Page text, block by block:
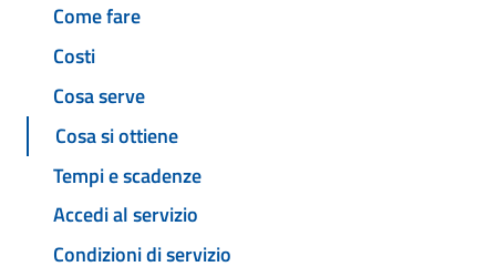
Come fare
Costi
Cosa serve
Cosa si ottiene
Tempi e scadenze
Accedi al servizio
Condizioni di servizio